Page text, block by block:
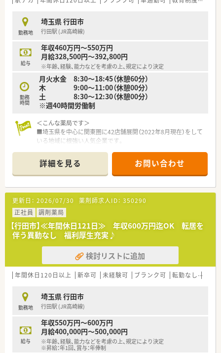
年間休日120日以上、「連続休暇制度（年に1回、最大9連休を取得
できる制度）」等
プライベートも充実出来る様にワークライフバランスを後押し
してくれる制度が充実しています。
〇社員割引制度、財形貯蓄制度、スポーツジム優待等が受けられ
る他、提携の保養施設は全国に40ヵ所あります。
〇産休・育休・時短勤務者2,097人以上等、どれも業界トップクラ
スの実績!
産休、育休取得はもちろんのこと、育児短時間勤務制度を実施
育児休業より復帰後、1日最大2時間短縮して勤務できる制度で
す。
可能♪
勤務地
埼玉県 行田市
行田駅 (JR高崎線)
給与
年収460万円～550万円
月給328,500円～392,800円
※年齢、経験、能力などを考慮の上、規定により決定
勤務
時間
月火水金 8:30～18:45（休憩60分）
木 9:00～11:00（休憩00分）
土 8:30～12:30（休憩00分）
※週40時間労働制
＜こんな薬局です＞
■埼玉県を中心に関東圏に42店舗展開（2022年8月現在）をして
いる地域に根強い人気企業です。
業（ＮＰＯ法人として）など展開しており、「健康と幸せ」に貢献
することを目的に様々な事業を立ち上げた安定企業です。
■地域包括医療ケアに基づき多職種連携の強化をしておりま
す。(ケアマネジャー21人、看護師28人、理学療法士20人、作業療
法士6人、介護福祉士38人、柔道整復師4人、健康運動管理士1人、
言語聴覚士2人（2021年9月末）
■在宅・施設の強化をしており、在宅専門店もあります。
(月2,230/件：施設47件、個人宅204件。（2021年9月末）
■かかりつけ薬剤師・健康サポート薬局にも積極的に取り組んで
おります。
薬剤師166人中 研修認定薬剤師104人、かかりつけ薬剤師65
人、健康サポート薬局修了薬剤師40人、管理栄養士5人、登録販売
者14人（2021年9月末）
■地域連携イベントの開催も積極的に取り組んでおります。
定会、栄養講座、健康運動指導士による体操講座など開催。
＜こんな職場です＞
■最寄り駅より徒歩1分の薬局になります。
■内科メインの門前クリニックと施設在宅を応需しておりま
す。
■処方箋は1日60枚程度、薬剤師さんは2～3名体制となっており
詳細を見る お問い合わせ
更新日： 2026/07/30 薬剤師求人ID： 350290
正社員
調剤薬局
【行田市】≪年間休日121日≫ 年収600万円迄OK 転居を
伴う異動なし 福利厚生充実♪
検討リストに追加
年間休日120日以上 新卒可 未経験可 ブランク可 転勤なし
勤務地
埼玉県 行田市
行田駅 (JR高崎線)
給与
年収550万円～600万円
月給400,000円～500,000円
※年齢、経験、能力などを考慮の上、規定により決定
※昇給：年1回、賞与：年俸制